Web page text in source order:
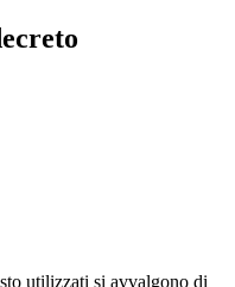
utilizzati si avvalgono di